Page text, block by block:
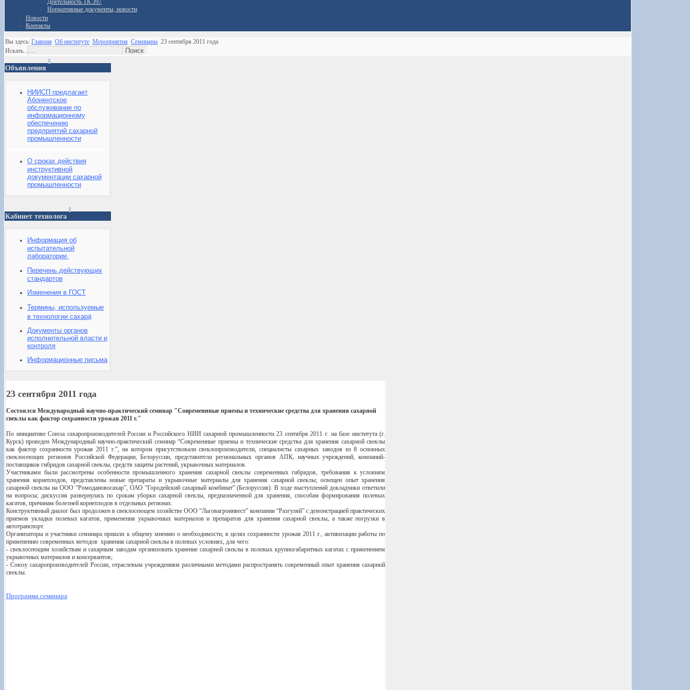
Деятельность ТК 397
Нормативные документы, новости
Новости
Контакты
Вы здесь: Главная Об институте Мероприятия Семинары 23 сентября 2011 года
Искать...
Объявления
НИИСП предлагает
Абонентское
обслуживание по
информационному
обеспечению
предприятий сахарной
промышленности
О сроках действия
инструктивной
документации сахарной
промышленности
Кабинет технолога
Информация об
испытательной
лаборатории
Перечень действующих
стандартов
Изменения в ГОСТ
Термины, используемые
в технологии сахара
Документы органов
исполнительной власти и
контроля
Информационные письма
23 сентября 2011 года
Состоялся Международный научно-практический семинар "Современнные приемы и технические средства для хранения сахарной
свеклы как фактор сохранности урожая 2011 г."
По инициативе Союза сахаропроизводителей России и Российского НИИ сахарной промышленности 23 сентября 2011 г. на базе института (г.
Курск) проведен Международный научно-практический семинар “Современные приемы и технические средства для хранения сахарной свеклы
как фактор сохранности урожая 2011 г.”, на котором присутствовали свеклопроизводители, специалисты сахарных заводов из 8 основных
свеклосеющих регионов Российской Федерации, Белоруссии, представители региональных органов АПК, научных учреждений, компаний-
поставщиков гибридов сахарной свеклы, средств защиты растений, укрывочных материалов.
Участниками были рассмотрены особенности промышленного хранения сахарной свеклы современных гибридов, требования к условиям
хранения корнеплодов, представлены новые препараты и укрывочные материалы для хранения сахарной свеклы; освещен опыт хранения
сахарной свеклы на ООО “Ромодановосахар”, ОАО “Городейский сахарный комбинат” (Белоруссия). В ходе выступлений докладчики ответили
на вопросы; дискуссия развернулась по срокам уборки сахарной свеклы, предназначенной для хранения, способам формирования полевых
кагатов, причинам болезней корнеплодов в отдельных регионах.
Конструктивный диалог был продолжен в свеклосеющем хозяйстве ООО “Льговагроинвест” компании “Разгуляй” с демонстрацией практических
приемов укладки полевых кагатов, применения укрывочных материалов и препаратов для хранения сахарной свеклы, а также погрузки в
автотранспорт.
Организаторы и участники семинара пришли к общему мнению о необходимости, в целях сохранности урожая 2011 г., активизации работы по
применению современных методов хранения сахарной свеклы в полевых условиях, для чего:
- свеклосеющим хозяйствам и сахарным заводам организовать хранение сахарной свеклы в полевых крупногабаритных кагатах с применением
укрывочных материалов и консервантов;
- Союзу сахаропроизводителей России, отраслевым учреждениям различными методами распространять современный опыт хранения сахарной
свеклы.
Программа семинара